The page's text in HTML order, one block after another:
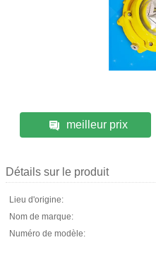
meilleur prix
Détails sur le produit
Lieu d'origine:
Nom de marque:
Numéro de modèle: